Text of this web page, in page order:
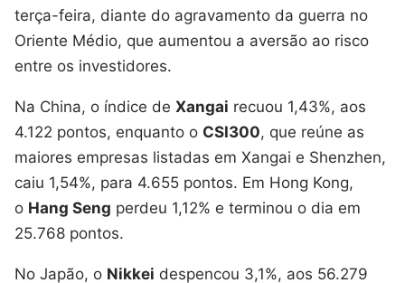
terça-feira, diante do agravamento da guerra no
Oriente Médio, que aumentou a aversão ao risco
entre os investidores.
Na China, o índice de Xangai recuou 1,43%, aos
4.122 pontos, enquanto o CSI300, que reúne as
maiores empresas listadas em Xangai e Shenzhen,
caiu 1,54%, para 4.655 pontos. Em Hong Kong,
o Hang Seng perdeu 1,12% e terminou o dia em
25.768 pontos.
No Japão, o Nikkei despencou 3,1%, aos 56.279